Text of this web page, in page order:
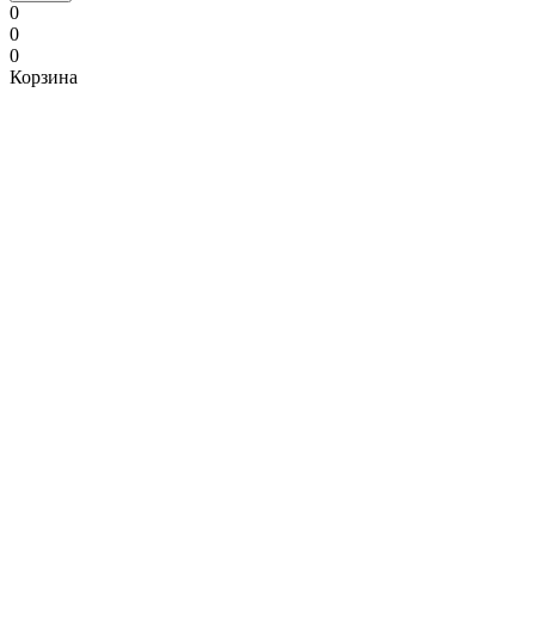
0
0
0
Корзина